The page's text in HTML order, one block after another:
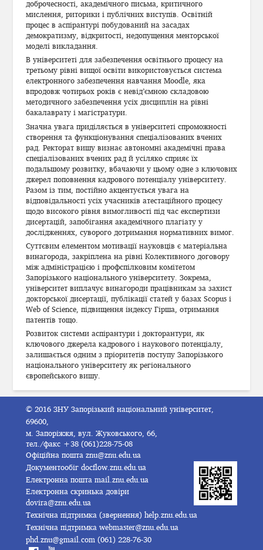
доброчесності, академічного письма, критичного
мислення, риторики і публічних виступів. Освітній
процес в аспірантурі побудований на засадах
демократизму, відкритості, недопущення менторської
моделі викладання.
В університеті для забезпечення освітнього процесу на
третьому рівні вищої освіти використовується система
електронного забезпечення навчання Moodle, яка
впродовж чотирьох років є невід’ємною складовою
методичного забезпечення усіх дисциплін на рівні
бакалаврату і магістратури.
Значна увага приділяється в університеті спроможності
створення та функціонування спеціалізованих вчених
рад. Ректорат вишу визнає автономні академічні права
спеціалізованих вчених рад й усіляко сприяє їх
подальшому розвитку, вбачаючи у цьому одне з ключових
джерел поповнення кадрового потенціалу університету.
Разом із тим, постійно акцентується увага на
відповідальності усіх учасників атестаційного процесу
щодо високого рівня вимогливості під час експертизи
дисертацій, запобігання академічного плагіату у
дослідженнях, суворого дотримання нормативних вимог.
Суттєвим елементом мотивації науковців є матеріальна
винагорода, закріплена на рівні Колективного договору
між адміністрацією і профспілковим комітетом
Запорізького національного університету. Зокрема,
університет виплачує винагороди працівникам за захист
докторської дисертації, публікації статей у базах Scopus і
Web of Science, підвищення індексу Гірша, отримання
патентів тощо.
Розвиток системи аспірантури і докторантури, як
ключового джерела кадрового і наукового потенціалу,
залишається одним з пріоритетів поступу Запорізького
національного університету як регіонального
європейського вишу.
© 2016 ЗНУ Запорізький національний університет,
69600,
м. Запоріжжя, вул. Жуковського, 66,
тел./факс +38 (061)228-75-08
Офіційна поштаznu@znu.edu.ua
Документообігdocflow.znu.edu.ua
Електронна поштаmail.znu.edu.ua
Електронна скринька довіри
dovira@znu.edu.ua
Технічна підтримка (звернення) help.znu.edu.ua
Технічна підтримкаwebmaster@znu.edu.ua
phd.znu@gmail.com(061) 228-76-30